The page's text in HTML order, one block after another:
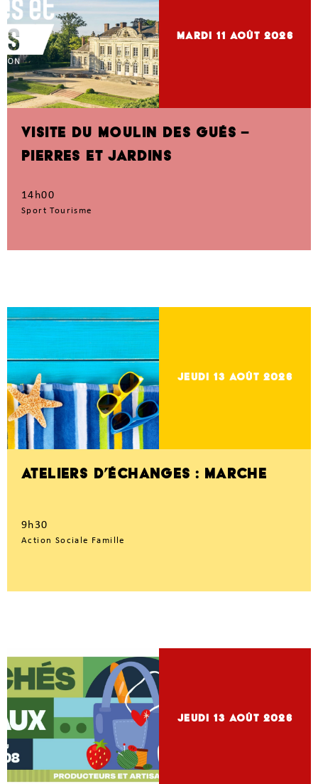
mardi 11 Août 2026
VISITE DU MOULIN DES GUÉS –
PIERRES ET JARDINS
14h00
Sport Tourisme
jeudi 13 Août 2026
ATELIERS D’ÉCHANGES : MARCHE
9h30
Action Sociale Famille
jeudi 13 Août 2026